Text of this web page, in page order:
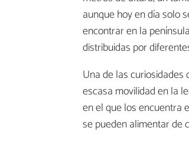
aunque hoy en día solo
encontrar en la
distribuidas por
Una de las
escasa movilidad en la
en el que los encuentra
se pueden alimentar de